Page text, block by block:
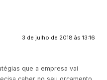
3 de julho de 2018 às 13:16
que a empresa vai